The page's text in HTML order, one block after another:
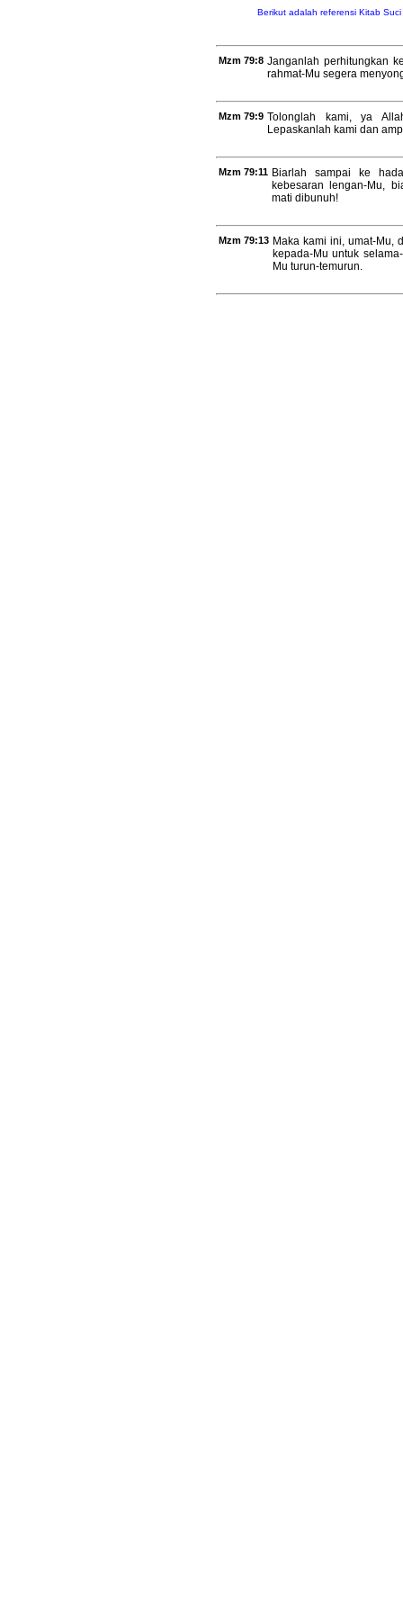
Berikut adalah referensi Kitab
Mzm 79:8 Janganlah perhitungkan
rahmat-Mu segera
Mzm 79:9 Tolonglah kami, ya
Lepaskanlah kami dan
Mzm 79:11 Biarlah sampai ke
kebesaran lengan-Mu,
mati dibunuh!
Mzm 79:13 Maka kami ini, umat-Mu,
kepada-Mu untuk
Mu turun-temurun.